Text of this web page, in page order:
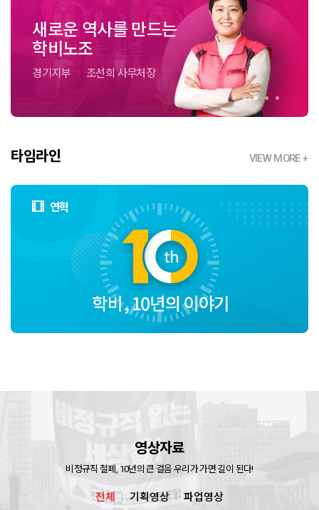
학비노조 탄생의
막전막후
전남지부 I 박금자 지부장
학비노조 10년을
돌아보며
경남지부 I 강선영 지부장
새로운 역사를 만드는
학비노조
경기지부 I 조선희 사무처장
첫 파업, 첫 간부,
처음이라는 설렘
광주지부 I 설윤경 광산2지회장
우리 아이들에게
비정규직 없는 세상을!
인천지부 I 고혜경 교육위원장
타임라인
연혁
VIEW MORE +
영상자료
비정규직 철폐, 10년의 큰 걸음 우리가 가면 길이 된다!
전체 기획영상 파업영상